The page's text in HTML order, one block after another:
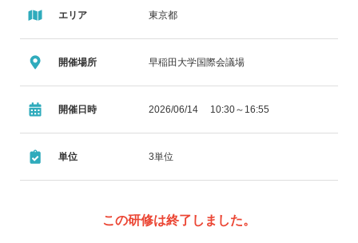
エリア 東京都
開催場所 早稲田大学国際会議場
開催日時 2026/06/14 10:30～16:55
単位 3単位
この研修は終了しました。